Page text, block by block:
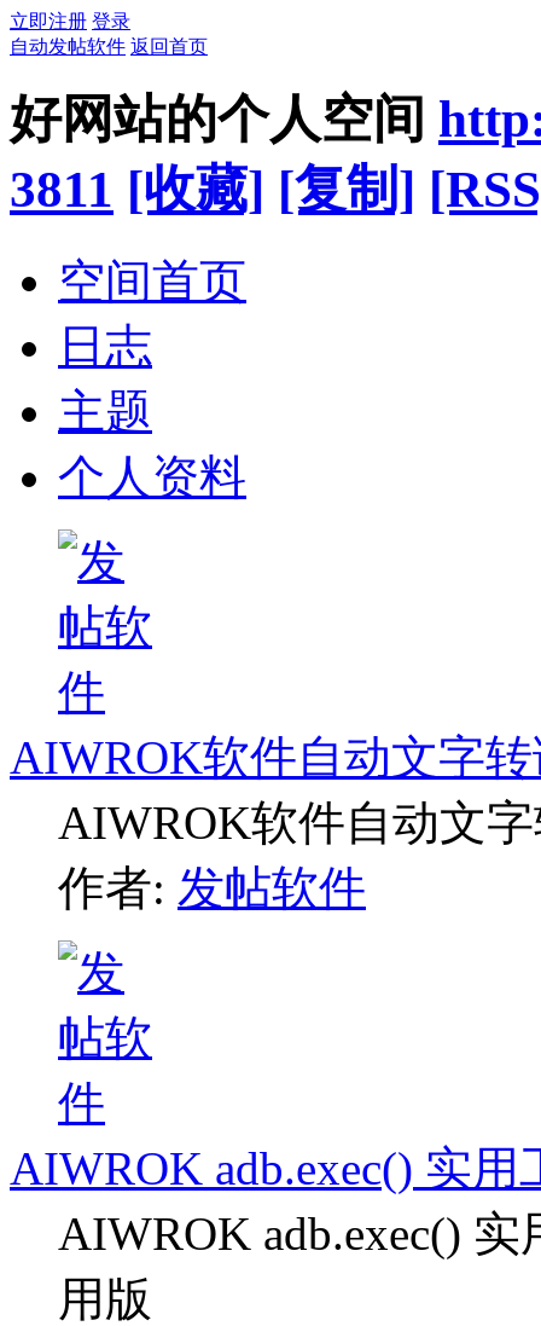
立即注册 登录
自动发帖软件 返回首页
好网站的个人空间
3811 [收藏] [复制]
空间首页
日志
主题
个人资料
AIWROK软件自动文字
AIWROK软件自动文
作者: 发帖软件
AIWROK adb.exec() 实
AIWROK adb.exec()
用版